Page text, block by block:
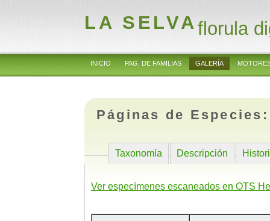
LA SELVAflorula
INICIO PAG. DE FAMILIAS GALERÍA
Páginas de
Taxonomía Descripción
Ver especímenes escaneados en OTS